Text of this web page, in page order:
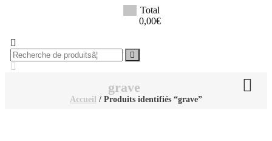
Total
0,00€
Recherche
pourÂ :
grave
Accueil / Produits identifiés “grave”